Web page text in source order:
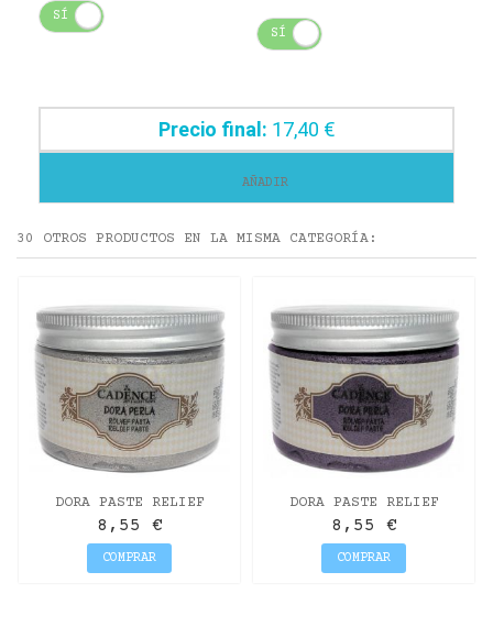
SÍ
SÍ
Precio final: 17,40 €
AÑADIR
30 OTROS PRODUCTOS EN LA MISMA CATEGORÍA:
DORA PASTE RELIEF
DIAMANTE 150ML
8,55 €
COMPRAR
DORA PASTE RELIEF
ORQUIDEA OSCURO150ML
8,55 €
COMPRAR